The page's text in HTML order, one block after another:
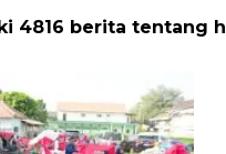
4816 berita tentang